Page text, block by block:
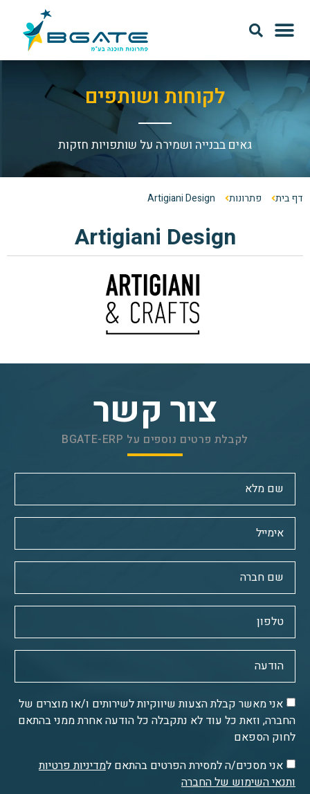
לקוחות ושותפים
גאים בבנייה ושמירה על שותפויות חזקות
דף בית פתרונות Artigiani Design
Artigiani Design
צור קשר
לקבלת פרטים נוספים על BGATE-ERP
אני מאשר קבלת הצעות שיווקיות לשירותים ו/או מוצרים של
החברה, וזאת כל עוד לא נתקבלה כל הודעה אחרת ממני בהתאם
לחוק הספאם
אני מסכים/ה למסירת הפרטים בהתאם למדיניות פרטיות
ותנאי השימוש של החברה